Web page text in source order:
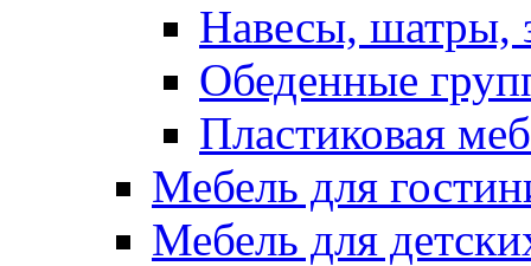
Навесы, шатры,
Обеденные
Пластиковая
Мебель для
Мебель для